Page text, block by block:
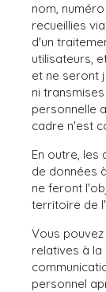
nom,
recueillies
d'un
utilisateurs,
et ne seront
ni
personnelle
cadre n'est
En outre, les
de données
ne feront
territoire de
Vous
relatives à
personnel